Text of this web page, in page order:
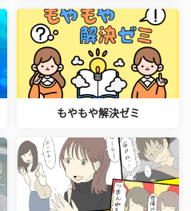
もやもや解決ゼミ